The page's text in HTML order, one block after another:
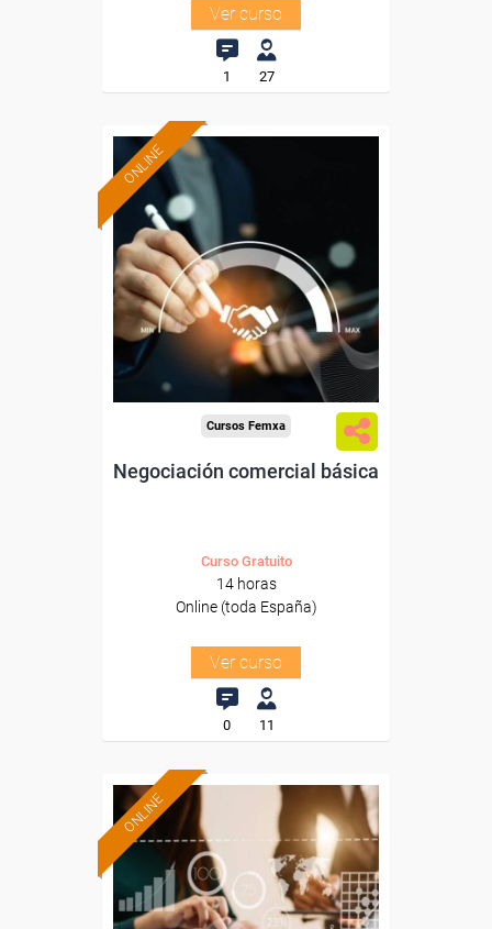
Ver curso
1 27
ONLINE
Formación 100%
subvencionada.
Para desempleados,
trabajadores y autónomos.
Sector
-Grandes Almacenes.
Cursos Femxa
Negociación comercial básica
Curso Gratuito
14 horas
Online (toda España)
Ver curso
0 11
ONLINE
Formación 100%
subvencionada.
Para desempleados,